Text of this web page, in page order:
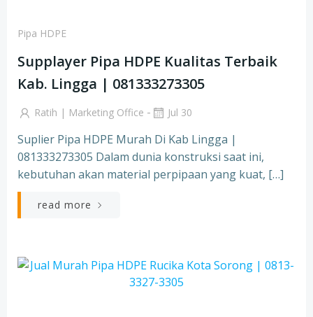
Pipa HDPE
Supplayer Pipa HDPE Kualitas Terbaik
Kab. Lingga | 081333273305
Ratih | Marketing Office - Jul 30
Suplier Pipa HDPE Murah Di Kab Lingga |
081333273305 Dalam dunia konstruksi saat ini,
kebutuhan akan material perpipaan yang kuat, […]
read more